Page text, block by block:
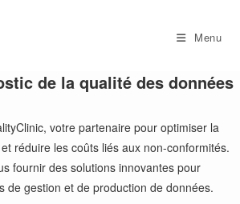
Menu
de la qualité des données
votre partenaire pour optimiser la
réduire les coûts liés aux non-conformités.
fournir des solutions innovantes pour
de gestion et de production de données.